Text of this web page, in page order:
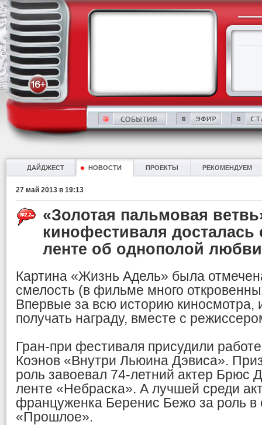
ДАЙДЖЕСТ НОВОСТИ ПРОЕКТЫ РЕКОМЕНДУЕМ
27 май 2013 в 19:13
«Золотая пальмовая
кинофестиваля досталась
ленте об однополой
Картина «Жизнь Адель» была
смелость (в фильме много
Впервые за всю историю киносмотра,
получать награду, вместе с
Гран-при фестиваля присудили
Коэнов «Внутри Льюина Дэвиса».
роль завоевал 74-летний актер Брюс
ленте «Небраска». А лучшей среди
француженка Беренис Бежо за роль
«Прошлое».